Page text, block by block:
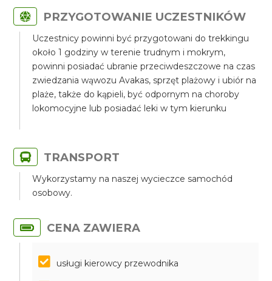
PRZYGOTOWANIE UCZESTNIKÓW
Uczestnicy powinni być przygotowani do trekkingu
około 1 godziny w terenie trudnym i mokrym,
powinni posiadać ubranie przeciwdeszczowe na czas
zwiedzania wąwozu Avakas, sprzęt plażowy i ubiór na
plaże, także do kąpieli, być odpornym na choroby
lokomocyjne lub posiadać leki w tym kierunku
TRANSPORT
Wykorzystamy na naszej wycieczce samochód
osobowy.
CENA ZAWIERA
usługi kierowcy przewodnika